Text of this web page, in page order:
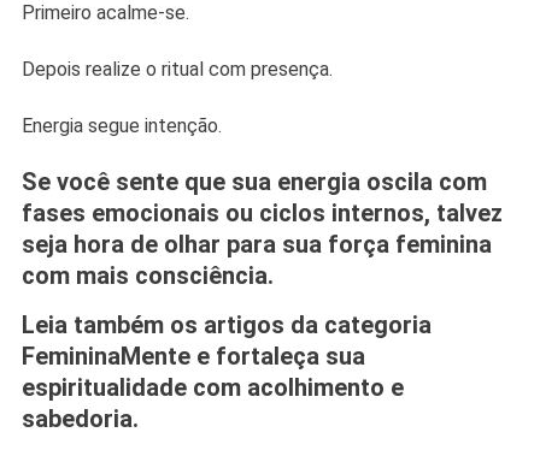
Primeiro acalme-se.
Depois realize o ritual com presença.
Energia segue intenção.
Se você sente que sua energia oscila com
fases emocionais ou ciclos internos, talvez
seja hora de olhar para sua força feminina
com mais consciência.
Leia também os artigos da categoria
FemininaMentee fortaleça sua
espiritualidade com acolhimento e
sabedoria.